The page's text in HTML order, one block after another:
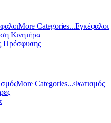
More Categories...Εγκέφαλοι
Κινητήρα
Πρόσφυσης
More Categories...Φωτισμός